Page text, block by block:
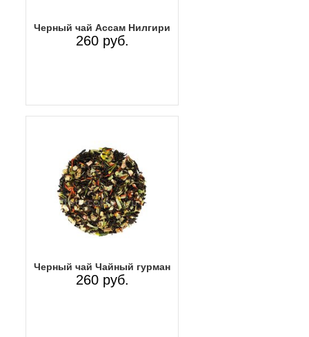
Черный чай Ассам Нилгири
260 руб.
Черный чай Чайный гурман
260 руб.